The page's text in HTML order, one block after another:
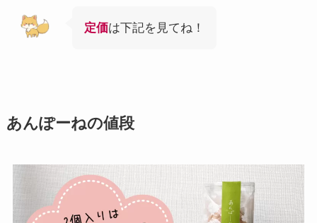
定価は下記を見てね！
あんぽーねの値段